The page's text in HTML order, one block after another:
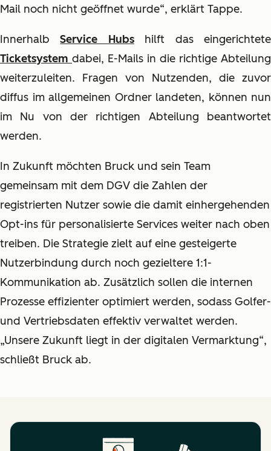
Mail noch nicht geöffnet wurde“, erklärt Tappe.
InnerhalbService Hubshilft das eingerichtete
Ticketsystem dabei, E-Mails in die richtige Abteilung
weiterzuleiten. Fragen von Nutzenden, die zuvor
diffus im allgemeinen Ordner landeten, können nun
im Nu von der richtigen Abteilung beantwortet
werden.
In Zukunft möchten Bruck und sein Team
gemeinsam mit dem DGV die Zahlen der
registrierten Nutzer sowie die damit einhergehenden
Opt-ins für personalisierte Services weiter nach oben
treiben. Die Strategie zielt auf eine gesteigerte
Nutzerbindung durch noch gezieltere 1:1-
Kommunikation ab. Zusätzlich sollen die internen
Prozesse effizienter optimiert werden, sodass Golfer-
und Vertriebsdaten effektiv verwaltet werden.
„Unsere Zukunft liegt in der digitalen Vermarktung“,
schließt Bruck ab.